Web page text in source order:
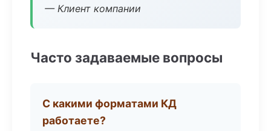
— Клиент компании
Часто задаваемые вопросы
С какими форматами КД
работаете?